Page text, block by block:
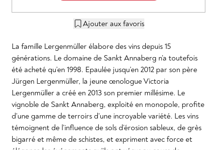
Ajouter aux favoris
La famille Lergenmüller élabore des vins depuis 15
générations. Le domaine de Sankt Annaberg n’a toutefois
été acheté qu’en 1998. Epaulée jusqu’en 2012 par son père
Jürgen Lergenmüller, la jeune œnologue Victoria
Lergenmüller a créé en 2013 son premier millésime. Le
vignoble de Sankt Annaberg, exploité en monopole, profite
d’une gamme de terroirs d’une incroyable variété. Les vins
témoignent de l’influence de sols d’érosion sableux, de grès
bigarré et même de schistes, et expriment avec force et